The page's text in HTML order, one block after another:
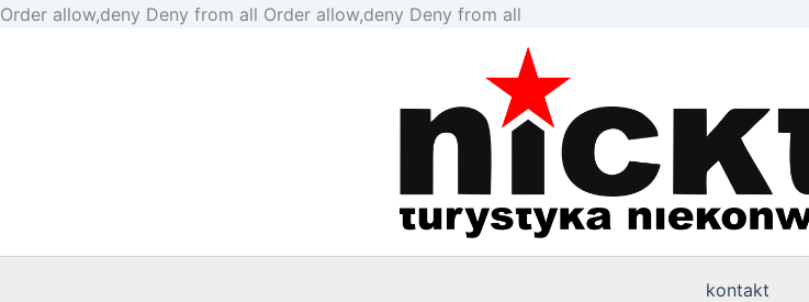
Order allow,deny Deny from all Order allow,deny Deny from all
do
treści
kontakt